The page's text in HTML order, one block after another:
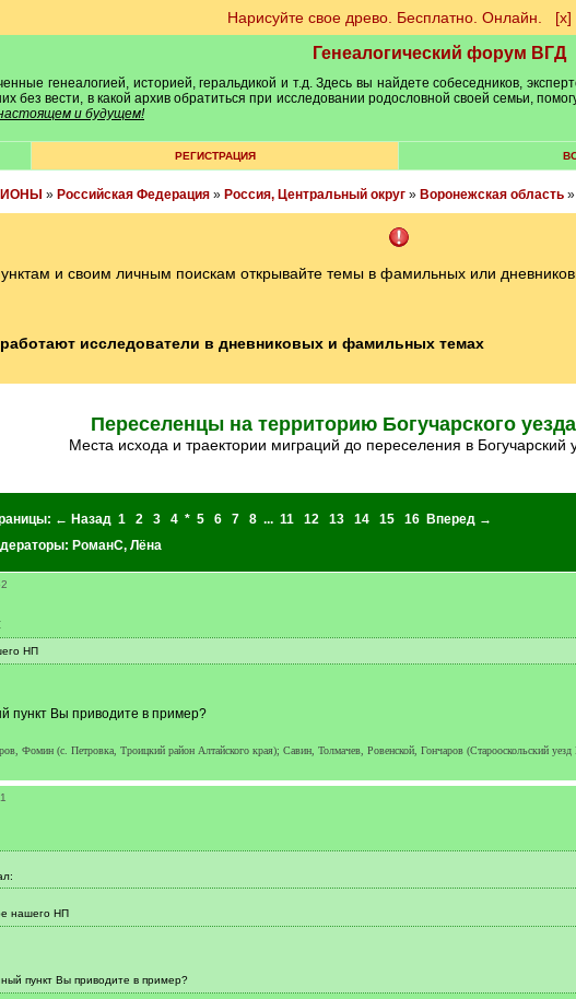
Нарисуйте свое древо. Бесплатно. Онлайн. [х]
Генеалогический форум ВГД
генеалогией, историей, геральдикой и т.д. Здесь вы найдете собеседников,
без вести, в какой архив обратиться при исследовании родословной своей семьи,
и будущем!
РЕГИСТРАЦИЯ
» Российская Федерация» Россия, Центральный округ» Воронежская область»
и своим личным поискам открывайте темы в фамильных или
исследователи в дневниковых и фамильных темах
Переселенцы на территорию Богучарского
Места исхода и траектории миграций до переселения в Богучарский
← Назад 1 2 3 4 * 5 6 7 8 ... 11 12 13 14 15 16
Вперед →
РоманС, Лёна
НП
пункт Вы приводите в пример?
Фомин (с. Петровка, Троицкий район Алтайского края); Савин, Толмачев, Ровенской, Гончаров (Старооскольский
нашего НП
пункт Вы приводите в пример?